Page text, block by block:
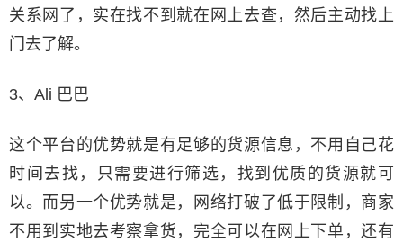
关系网了，实在找不到就在网上去查，然后主动找上
门去了解。
3、Ali 巴巴
这个平台的优势就是有足够的货源信息，不用自己花
时间去找，只需要进行筛选，找到优质的货源就可
以。而另一个优势就是，网络打破了低于限制，商家
不用到实地去考察拿货，完全可以在网上下单，还有